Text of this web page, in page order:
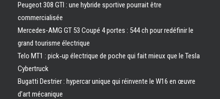
Peugeot 308 GTI : une hybride sportive pourrait être
commercialisée
Mercedes-AMG GT 53 Coupé 4 portes : 544 ch pour redéfinir le
grand tourisme électrique
Telo MT1 : pick‑up électrique de poche qui fait mieux que le Tesla
Cybertruck
Bugatti Destrier : hypercar unique qui réinvente le W16 en œuvre
d’art mécanique